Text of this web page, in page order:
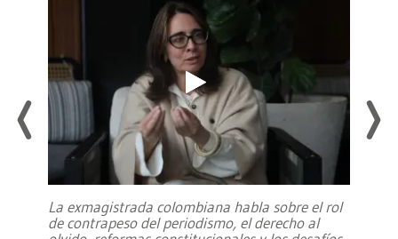
La exmagistrada colombiana habla sobre el rol
de contrapeso del periodismo, el derecho al